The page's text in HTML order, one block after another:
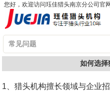
您好，欢迎访问珏佳猎头南京分公司官
常见问题
如何选择
1、猎头机构擅长领域与企业